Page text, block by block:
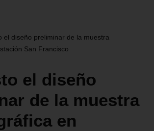
el diseño preliminar de la muestra
San Francisco
el diseño
de la muestra
en